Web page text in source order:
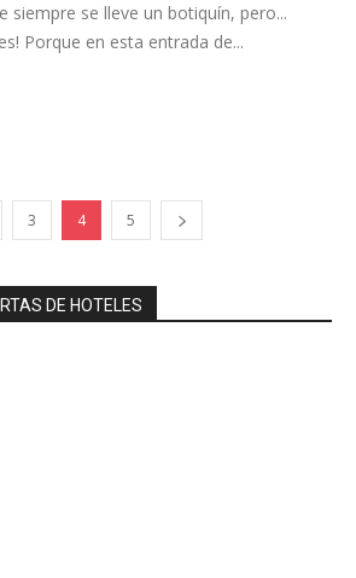
siempre se lleve un botiquín, pero...
Porque en esta entrada de...
3 4 5
DE HOTELES